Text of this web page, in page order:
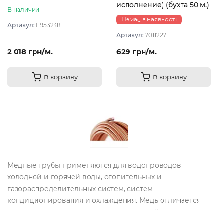
В наличии
Артикул: F953238
2 018 грн/м.
В корзину
исполнение) (бухта 50 м.)
Немає в наявності
Артикул: 7011227
629 грн/м.
В корзину
Медные трубы применяются для водопроводов
холодной и горячей воды, отопительных и
газораспределительных систем, систем
кондиционирования и охлаждения. Медь отличается